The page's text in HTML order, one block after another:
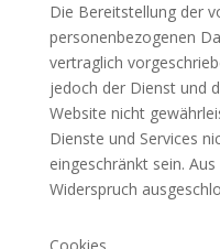
Die Bereitstellung der
personenbezogenen
vertraglich
jedoch der Dienst und
Website nicht
Dienste und Services
eingeschränkt sein.
Widerspruch